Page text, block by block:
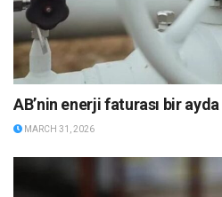
AB’nin enerji faturası bir
MARCH 31, 2026